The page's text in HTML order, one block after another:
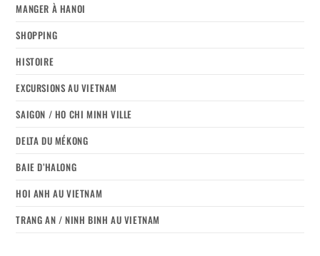
MANGER À HANOI
SHOPPING
HISTOIRE
EXCURSIONS AU VIETNAM
SAIGON / HO CHI MINH VILLE
DELTA DU MÉKONG
BAIE D’HALONG
HOI ANH AU VIETNAM
TRANG AN / NINH BINH AU VIETNAM